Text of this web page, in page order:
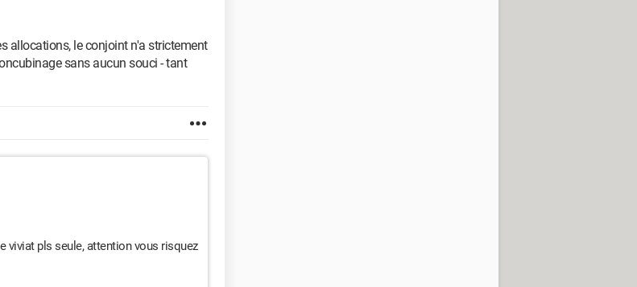
allocations, le conjoint n'a strictement
sans aucun souci - tant
viviat pls seule, attention vous risquez